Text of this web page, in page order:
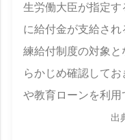
生労働大臣が指定
に給付金が支給され
練給付制度の対象
らかじめ確認して
や教育ローンを利用
出